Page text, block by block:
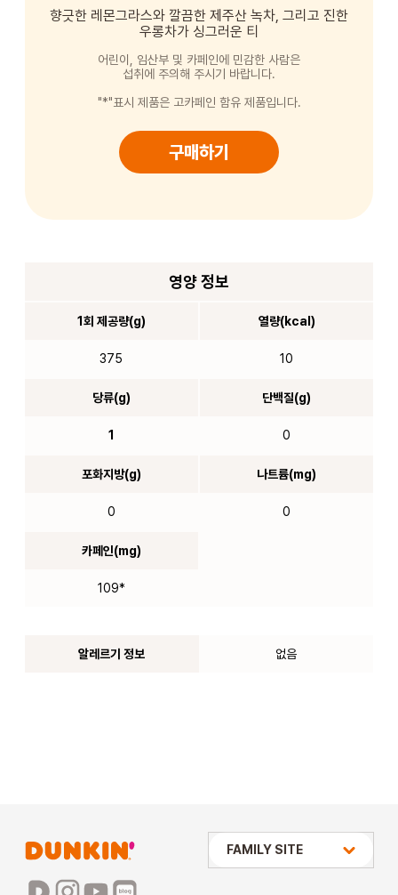
향긋한 레몬그라스와 깔끔한 제주산 녹차, 그리고 진한
우롱차가 싱그러운 티
어린이, 임산부 및 카페인에 민감한 사람은
섭취에 주의해 주시기 바랍니다.
"*"표시 제품은 고카페인 함유 제품입니다.
구매하기
영양 정보
1회 제공량(g)
375
열량(kcal)
10
당류(g)
1
단백질(g)
0
포화지방(g)
0
나트륨(mg)
0
카페인(mg)
109*
알레르기 정보 없음
상미당 HOLDINGS
FAMILY SITE